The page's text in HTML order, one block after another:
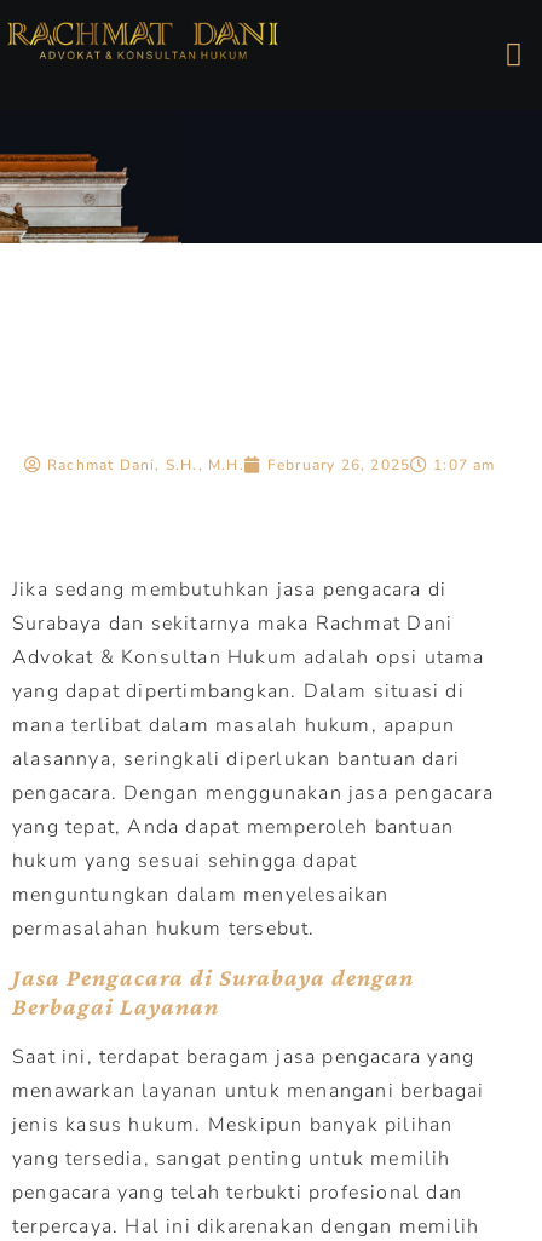
Rachmat Dani, S.H., M.H. February 26, 2025 1:07 am
Jika sedang membutuhkan jasa pengacara di
Surabaya dan sekitarnya maka Rachmat Dani
Advokat & Konsultan Hukum adalah opsi utama
yang dapat dipertimbangkan. Dalam situasi di
mana terlibat dalam masalah hukum, apapun
alasannya, seringkali diperlukan bantuan dari
pengacara. Dengan menggunakan jasa pengacara
yang tepat, Anda dapat memperoleh bantuan
hukum yang sesuai sehingga dapat
menguntungkan dalam menyelesaikan
permasalahan hukum tersebut.
Jasa Pengacara di Surabaya dengan
Berbagai Layanan
Saat ini, terdapat beragam jasa pengacara yang
menawarkan layanan untuk menangani berbagai
jenis kasus hukum. Meskipun banyak pilihan
yang tersedia, sangat penting untuk memilih
pengacara yang telah terbukti profesional dan
terpercaya. Hal ini dikarenakan dengan memilih